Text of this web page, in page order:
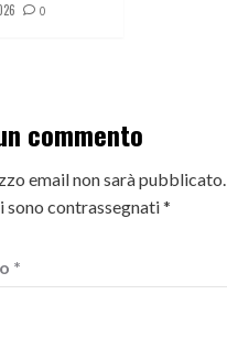
0
commento
email non sarà pubblicato.
contrassegnati*
*